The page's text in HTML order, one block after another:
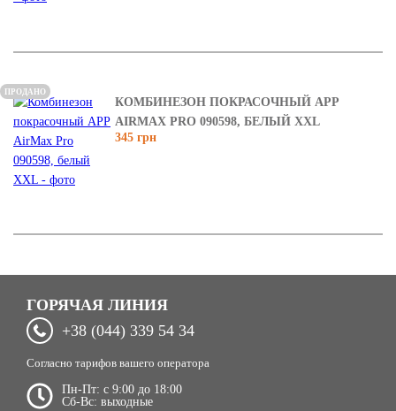
КОМБИНЕЗОН ПОКРАСОЧНЫЙ APP
AIRMAX PRO 090598, БЕЛЫЙ ХХL
345 грн
ПРОДАНО
ГОРЯЧАЯ ЛИНИЯ
+38 (044) 339 54 34
Согласно тарифов вашего оператора
Пн-Пт: c 9:00 до 18:00
Сб-Вс: выходные